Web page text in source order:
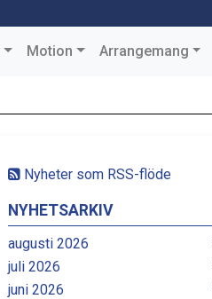
Motion Arrangemang
Nyheter som RSS-flöde
NYHETSARKIV
augusti 2026
juli 2026
juni 2026